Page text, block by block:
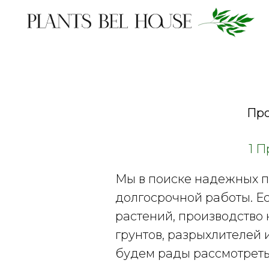
1
Мы в поиске надежных
долгосрочной работы.
растений,
грунтов,
будем рады